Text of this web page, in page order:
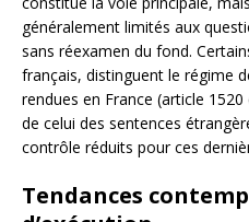
généralement limités aux
sans réexamen du fond.
français, distinguent le régime
rendues en France (article
de celui des sentences
contrôle réduits pour ces
Tendances